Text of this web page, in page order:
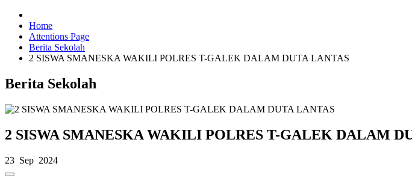
Home
Attentions Page
Berita Sekolah
2 SISWA SMANESKA WAKILI POLRES T-GALEK DALAM DUTA LANTAS
Berita Sekolah
2 SISWA SMANESKA WAKILI POLRES T-GALEK DALAM
23 Sep 2024